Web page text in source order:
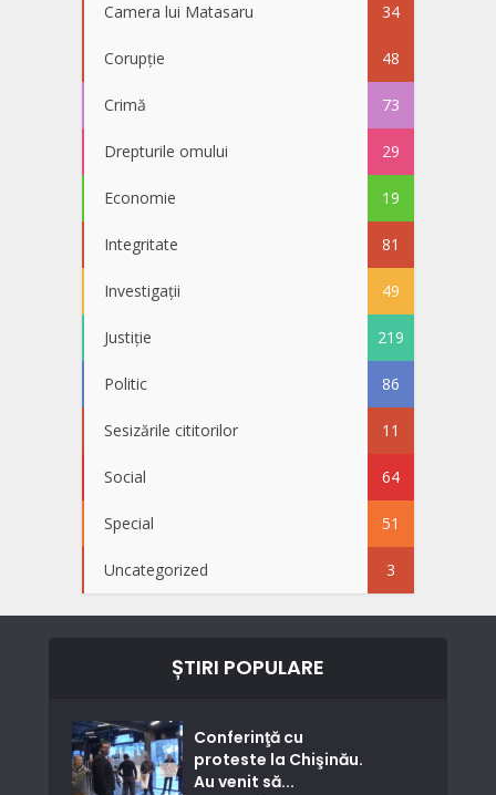
Camera lui Matasaru 34
Corupție 48
Crimă 73
Drepturile omului 29
Economie 19
Integritate 81
Investigații 49
Justiție 219
Politic 86
Sesizările cititorilor 11
Social 64
Special 51
Uncategorized 3
ȘTIRI POPULARE
Conferinţă cu
proteste la Chişinău.
Au venit să...